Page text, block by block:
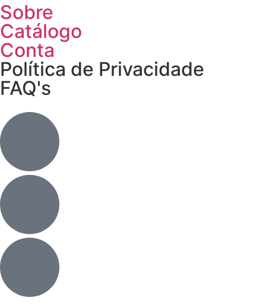
Sobre
Catálogo
Conta
Política de Privacidade
FAQ's